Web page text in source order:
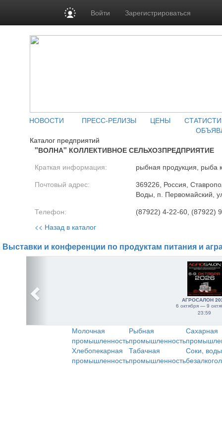
Войти Зарегистрироваться
НОВОСТИ ПРЕСС-РЕЛИЗЫ ЦЕНЫ
Каталог предприятий
"ВОЛНА" КОЛЛЕКТИВНОЕ СЕЛЬХОЗПРЕДПРИЯТИЕ
Краткая информация: рыбная продукция, рыба
Почтовый адрес:
369226, Россия,
Воды, п. Первомайский,
Телефон: (87922) 4-22-60, (87922)
<< Назад в каталог
Выставки и конференции по продуктам питания и
АГРОСАЛОН
6 октября — 9
23:59
Молочная
промышленность
Рыбная
промышленность
Сахарная
Хлебопекарная
промышленность
Табачная
промышленность
Соки,